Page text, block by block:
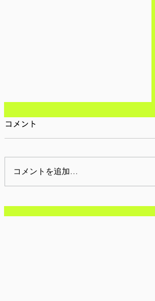
【参加者募集/全国】SDG4
コメント
コメントを追加…